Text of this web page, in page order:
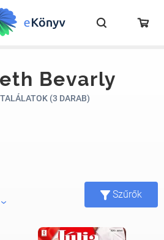
Bevarly
(3 DARAB)
Szűrők